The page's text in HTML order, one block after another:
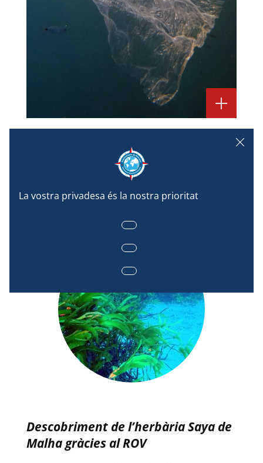
Parla'm de la teva missió
Descobriment de l’herbària Saya de
Malha gràcies al ROV